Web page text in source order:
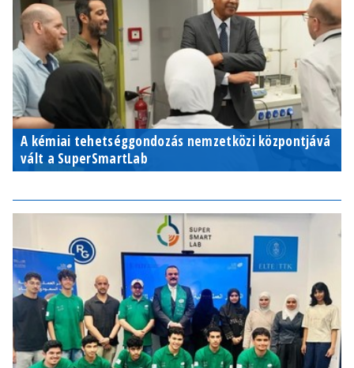
A kémiai tehetséggondozás nemzetközi központjává
vált a SuperSmartLab